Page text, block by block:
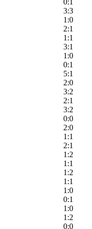
0:1
3:3
1:0
2:1
1:1
3:1
1:0
0:1
5:1
2:0
3:2
2:1
3:2
0:0
2:0
1:1
2:1
1:2
1:1
1:2
1:1
1:0
0:1
1:0
1:2
0:0